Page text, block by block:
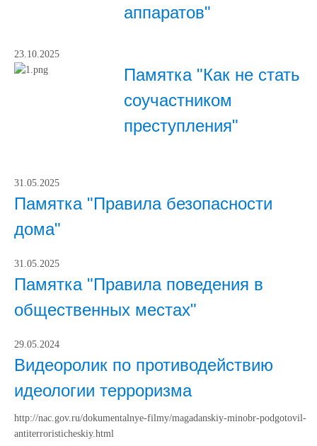
аппаратов"
23.10.2025
Памятка "Как не стать
соучастником
преступления"
31.05.2025
Памятка "Правила безопасности
дома"
31.05.2025
Памятка "Правила поведения в
общественных местах"
29.05.2024
Видеоролик по противодействию
идеологии терроризма
http://nac.gov.ru/dokumentalnye-filmy/magadanskiy-minobr-podgotovil-
antiterroristicheskiy.html